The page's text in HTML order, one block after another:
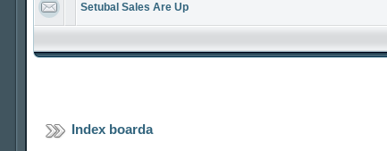
Setubal Sales Are Up
Index boarda